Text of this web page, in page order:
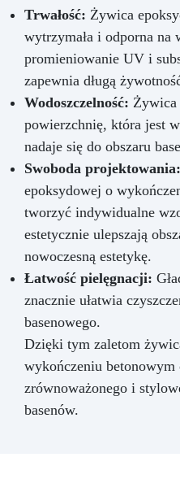
Trwałość: Żywica
wytrzymała i odporna na
promieniowanie UV i
zapewnia długą
Wodoszczelność: Żywica
powierzchnię, która jest
nadaje się do obszaru
Swoboda projektowania:
epoksydowej o
tworzyć indywidualne
estetycznie ulepszają
nowoczesną estetykę.
Łatwość pielęgnacji:
znacznie ułatwia
basenowego.
Dzięki tym zaletom
wykończeniu betonowym
zrównoważonego i
basenów.